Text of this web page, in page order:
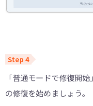
「普通モードで修復開
の修復を始めましょう。